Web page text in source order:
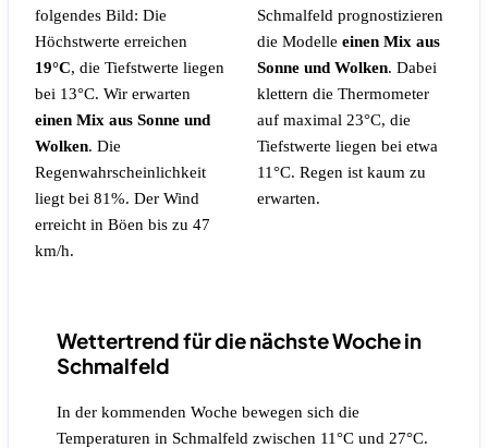
folgendes Bild: Die
Höchstwerte erreichen
19°C, die Tiefstwerte liegen
bei 13°C. Wir erwarten
einen Mix aus Sonne und
Wolken. Die
Regenwahrscheinlichkeit
liegt bei 81%. Der Wind
erreicht in Böen bis zu 47
km/h.
Schmalfeld prognostizieren
die Modelle einen Mix aus
Sonne und Wolken. Dabei
klettern die Thermometer
auf maximal 23°C, die
Tiefstwerte liegen bei etwa
11°C. Regen ist kaum zu
erwarten.
Wettertrend für die nächste Woche in
Schmalfeld
In der kommenden Woche bewegen sich die
Temperaturen in Schmalfeld zwischen 11°C und 27°C.